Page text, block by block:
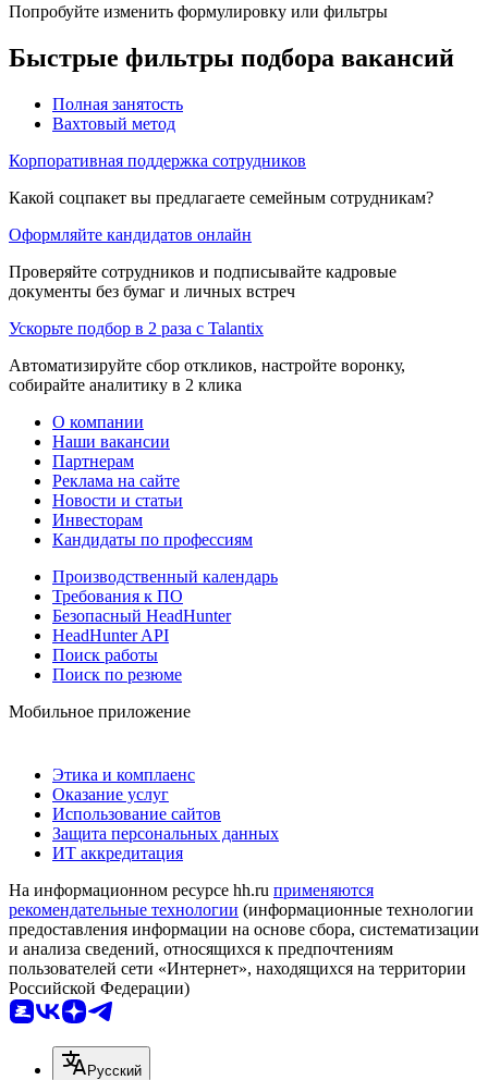
Попробуйте изменить формулировку или фильтры
Быстрые фильтры подбора вакансий
Полная занятость
Вахтовый метод
Корпоративная поддержка сотрудников
Какой соцпакет вы предлагаете семейным сотрудникам?
Оформляйте кандидатов онлайн
Проверяйте сотрудников и подписывайте кадровые
документы без бумаг и личных встреч
Ускорьте подбор в 2 раза с Talantix
Автоматизируйте сбор откликов, настройте воронку,
собирайте аналитику в 2 клика
О компании
Наши вакансии
Партнерам
Реклама на сайте
Новости и статьи
Инвесторам
Кандидаты по профессиям
Производственный календарь
Требования к ПО
Безопасный HeadHunter
HeadHunter API
Поиск работы
Поиск по резюме
Мобильное приложение
Этика и комплаенс
Оказание услуг
Использование сайтов
Защита персональных данных
ИТ аккредитация
На информационном ресурсе hh.ru применяются
рекомендательные технологии (информационные технологии
предоставления информации на основе сбора, систематизации
и анализа сведений, относящихся к предпочтениям
пользователей сети «Интернет», находящихся на территории
Российской Федерации)
Русский